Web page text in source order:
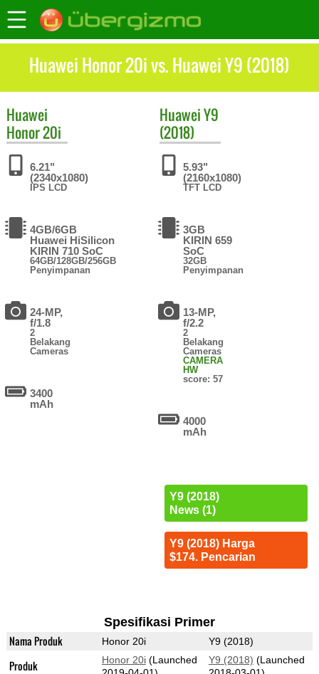
Huawei Honor 20i vs. Huawei Y9 (2018)
Huawei
Honor 20i
6.21"
(2340x1080)
IPS LCD
4GB/6GB
Huawei HiSilicon
KIRIN 710 SoC
64GB/128GB/256GB
Penyimpanan
24-MP,
f/1.8
2
Belakang
Cameras
3400
mAh
HuaweiY9
(2018)
5.93"
(2160x1080)
TFT LCD
3GB
KIRIN 659
SoC
32GB
Penyimpanan
13-MP,
f/2.2
2
Belakang
Cameras
CAMERA
HW
score: 57
4000
mAh
Y9 (2018)
News (1)
Y9 (2018) Harga
$174. Pencarian
Spesifikasi Primer
Nama Produk Honor 20i Y9 (2018)
Produk Honor 20i(Launched
Y9 (2018) (Launched